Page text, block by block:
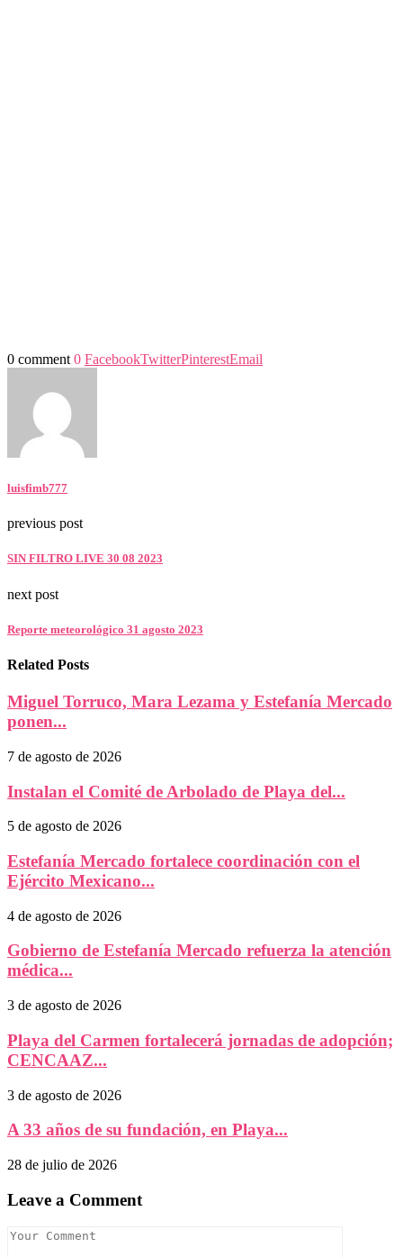
0 comment 0 FacebookTwitterPinterestEmail
luisfimb777
previous post
SIN FILTRO LIVE 30 08 2023
next post
Reporte meteorológico 31 agosto 2023
Related Posts
Miguel Torruco, Mara Lezama y Estefanía Mercado
ponen...
7 de agosto de 2026
Instalan el Comité de Arbolado de Playa del...
5 de agosto de 2026
Estefanía Mercado fortalece coordinación con el
Ejército Mexicano...
4 de agosto de 2026
Gobierno de Estefanía Mercado refuerza la atención
médica...
3 de agosto de 2026
Playa del Carmen fortalecerá jornadas de adopción;
CENCAAZ...
3 de agosto de 2026
A 33 años de su fundación, en Playa...
28 de julio de 2026
Leave a Comment